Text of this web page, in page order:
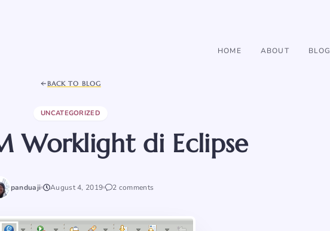
HOME ABOUT BLOG
BACK TO BLOG
UNCATEGORIZED
Worklight di Eclipse
panduaji August 4, 2019 2 comments